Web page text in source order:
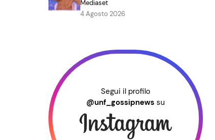
Mediaset
4 Agosto 2026
Segui il profilo
@unf_gossipnews su